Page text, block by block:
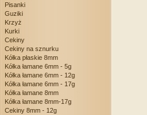
Pisanki
Guziki
Krzyż
Kurki
Cekiny
Cekiny na sznurku
Kółka płaskie 8mm
Kółka łamane 6mm - 5g
Kółka łamane 6mm - 12g
Kółka łamane 6mm - 17g
Kółka łamane 8mm
Kółka łamane 8mm-17g
Cekiny 8mm - 12g